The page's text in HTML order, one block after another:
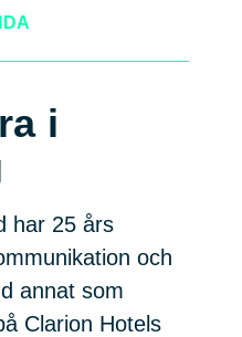
i
har 25 års
och
annat som
Clarion Hotels